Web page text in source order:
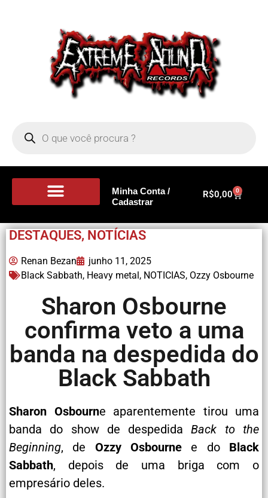
Minha Conta /
Cadastrar
R$0,00 0
DESTAQUES, NOTÍCIAS
Renan Bezan
junho 11, 2025
Black Sabbath, Heavy metal, NOTICIAS, Ozzy Osbourne
Sharon Osbourne
confirma veto a uma
banda na despedida do
Black Sabbath
Sharon Osbourne aparentemente tirou uma
banda do show de despedidaBack to the
Beginning, de Ozzy Osbourne e doBlack
Sabbath, depois de uma briga com o
empresário deles.